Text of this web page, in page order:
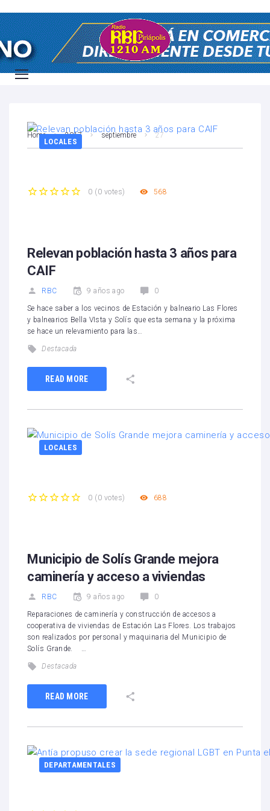
Home 2017 septiembre 27
LOCALES
0 ( 0 votes) 568
Relevan población hasta 3 años para
CAIF
RBC 9 años ago 0
Se hace saber a los vecinos de Estación y balneario Las Flores
y balnearios Bella VIsta y Solís que esta semana y la próxima
se hace un relevamiento para las…
Destacada
READ MORE
LOCALES
0 ( 0 votes) 688
Municipio de Solís Grande mejora
caminería y acceso a viviendas
RBC 9 años ago 0
Reparaciones de caminería y construcción de accesos a
cooperativa de viviendas de Estación Las Flores. Los trabajos
son realizados por personal y maquinaria del Municipio de
Solís Grande. …
Destacada
READ MORE
DEPARTAMENTALES